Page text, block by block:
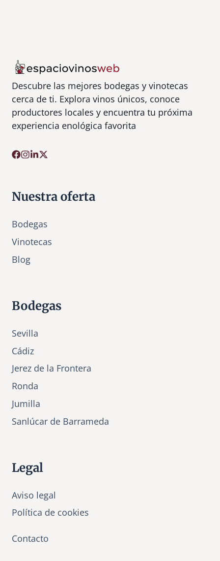
Descubre las mejores bodegas y vinotecas
cerca de ti. Explora vinos únicos, conoce
productores locales y encuentra tu próxima
experiencia enológica favorita
Nuestra oferta
Bodegas
Vinotecas
Blog
Bodegas
Sevilla
Cádiz
Jerez de la Frontera
Ronda
Jumilla
Sanlúcar de Barrameda
Legal
Aviso legal
Política de cookies
Contacto